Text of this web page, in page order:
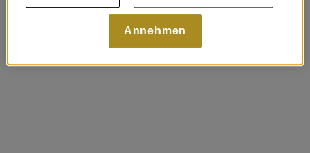
Annehmen